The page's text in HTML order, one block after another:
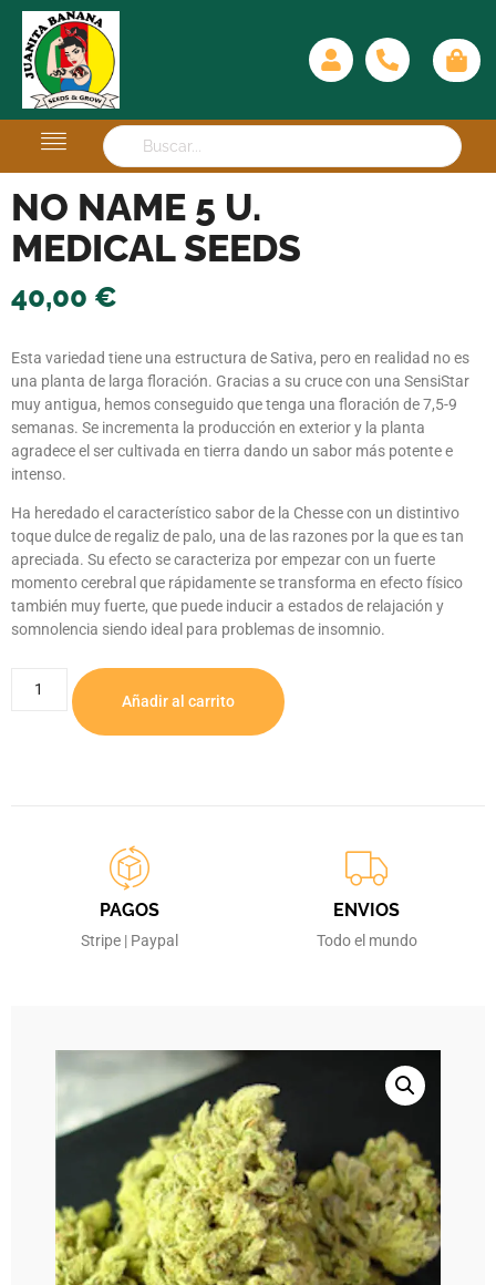
NO NAME 5 U.
MEDICAL SEEDS
40,00 €
Esta variedad tiene una estructura de Sativa, pero en realidad no es
una planta de larga floración. Gracias a su cruce con una SensiStar
muy antigua, hemos conseguido que tenga una floración de 7,5-9
semanas. Se incrementa la producción en exterior y la planta
agradece el ser cultivada en tierra dando un sabor más potente e
intenso.
Ha heredado el característico sabor de la Chesse con un distintivo
toque dulce de regaliz de palo, una de las razones por la que es tan
apreciada. Su efecto se caracteriza por empezar con un fuerte
momento cerebral que rápidamente se transforma en efecto físico
también muy fuerte, que puede inducir a estados de relajación y
somnolencia siendo ideal para problemas de insomnio.
Añadir al carrito
PAGOS
Stripe | Paypal
ENVIOS
Todo el mundo